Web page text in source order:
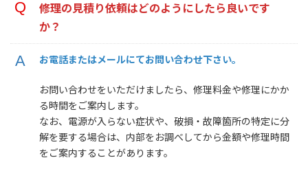
修理の見積り依頼はどのようにしたら良いです
か？
お電話またはメールにてお問い合わせ下さい。
お問い合わせをいただけましたら、修理料金や修理にかか
る時間をご案内します。
なお、電源が入らない症状や、破損・故障箇所の特定に分
解を要する場合は、内部をお調べしてから金額や修理時間
をご案内することがあります。